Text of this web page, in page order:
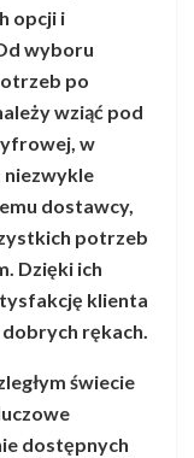
opcji i
wyboru
po
wziąć pod
w
niezwykle
dostawcy,
potrzeb
Dzięki ich
klienta
dobrych rękach.
świecie
dostępnych